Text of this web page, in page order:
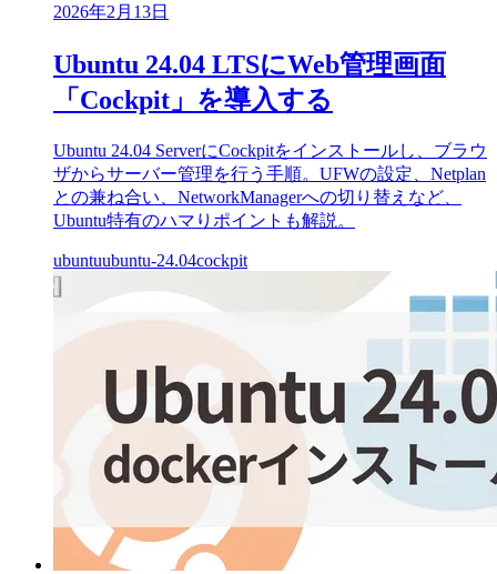
2026年2月13日
Ubuntu 24.04 LTSにWeb管理画面
「Cockpit」を導入する
Ubuntu 24.04 ServerにCockpitをインストールし、ブラウ
ザからサーバー管理を行う手順。UFWの設定、Netplan
との兼ね合い、NetworkManagerへの切り替えなど、
Ubuntu特有のハマりポイントも解説。
ubuntuubuntu-24.04cockpit